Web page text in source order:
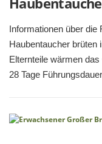
Informationen über
Haubentaucher
Elternteile wärmen
28 Tage